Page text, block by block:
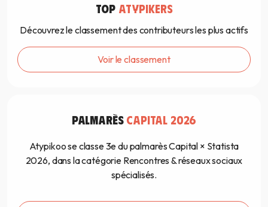
TOP ATYPIKERS
Découvrez le classement des contributeurs les plus actifs
Voir le classement
PALMARÈS CAPITAL 2026
Atypikoo se classe 3e du palmarès Capital × Statista
2026, dans la catégorie Rencontres & réseaux sociaux
spécialisés.